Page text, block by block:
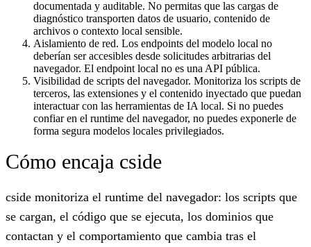
documentada y auditable. No permitas que las cargas de
diagnóstico transporten datos de usuario, contenido de
archivos o contexto local sensible.
Aislamiento de red. Los endpoints del modelo local no
deberían ser accesibles desde solicitudes arbitrarias del
navegador. El endpoint local no es una API pública.
Visibilidad de scripts del navegador. Monitoriza los scripts de
terceros, las extensiones y el contenido inyectado que puedan
interactuar con las herramientas de IA local. Si no puedes
confiar en el runtime del navegador, no puedes exponerle de
forma segura modelos locales privilegiados.
Cómo encaja cside
cside monitoriza el runtime del navegador: los scripts que
se cargan, el código que se ejecuta, los dominios que
contactan y el comportamiento que cambia tras el